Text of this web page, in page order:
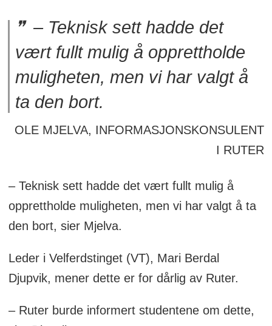
– Teknisk sett hadde det
vært fullt mulig å opprettholde
muligheten, men vi har valgt å
ta den bort.
OLE MJELVA, INFORMASJONSKONSULENT
I RUTER
– Teknisk sett hadde det vært fullt mulig å
opprettholde muligheten, men vi har valgt å ta
den bort, sier Mjelva.
Leder i Velferdstinget (VT), Mari Berdal
Djupvik, mener dette er for dårlig av Ruter.
– Ruter burde informert studentene om dette,